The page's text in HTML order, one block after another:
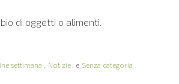
di oggetti o alimenti.
settimana Notizie , e Senza categoria